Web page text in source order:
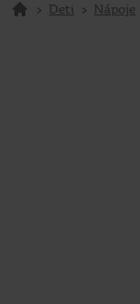
> Deti > Nápoje